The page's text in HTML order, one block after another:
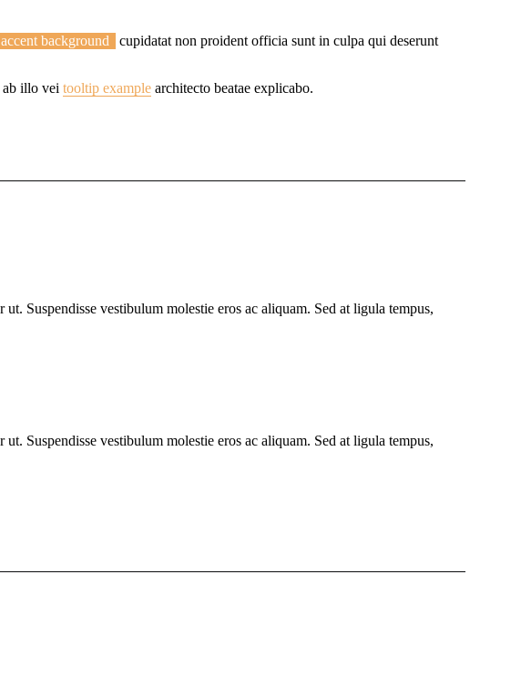
accent background
cupidatat non proident officia sunt in culpa qui deserunt
ab illo vei tooltip example architecto beatae explicabo.
Suspendisse vestibulum molestie eros ac aliquam. Sed at ligula tempus,
Suspendisse vestibulum molestie eros ac aliquam. Sed at ligula tempus,